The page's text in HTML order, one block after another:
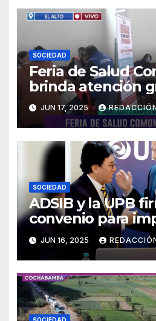
SOCIEDAD
Feria de Salud
brinda atención
Alto
JUN 17, 2025
SOCIEDAD
ADSIB y la UPB
convenio para
certificados
JUN 16, 2025